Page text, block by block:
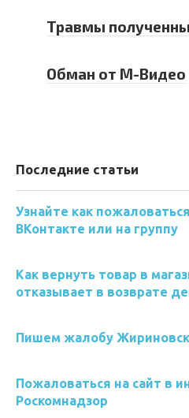
Травмы
Обман от М-Видео
Последние статьи
Узнайте как
ВКонтакте или на группу
Как вернуть товар в
отказывает в возврате
Пишем жалобу
Пожаловаться на сайт в
Роскомнадзор